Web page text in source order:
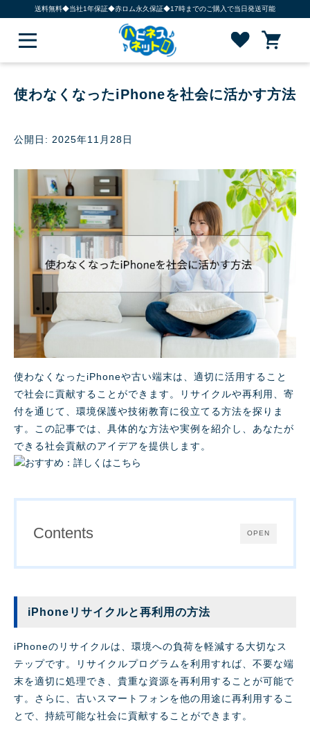
送料無料◆当社1年保証◆赤ロム永久保証◆17時までのご購入で当日発送可能
使わなくなったiPhoneを社会に活かす方法
公開日: 2025年11月28日
使わなくなったiPhoneや古い端末は、適切に活用すること
で社会に貢献することができます。リサイクルや再利用、寄
付を通じて、環境保護や技術教育に役立てる方法を探りま
す。この記事では、具体的な方法や実例を紹介し、あなたが
できる社会貢献のアイデアを提供します。
OPEN
Contents
iPhoneリサイクルと再利用の方法
iPhoneのリサイクルは、環境への負荷を軽減する大切なス
テップです。リサイクルプログラムを利用すれば、不要な端
末を適切に処理でき、貴重な資源を再利用することが可能で
す。さらに、古いスマートフォンを他の用途に再利用するこ
とで、持続可能な社会に貢献することができます。